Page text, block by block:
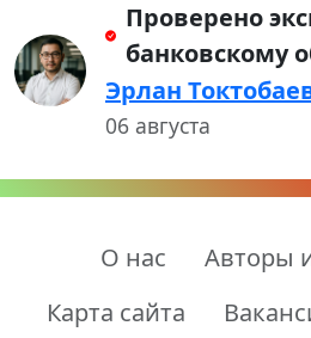
Проверено
банковскому
Эрлан
06 августа
О нас
Авторы
Карта сайта